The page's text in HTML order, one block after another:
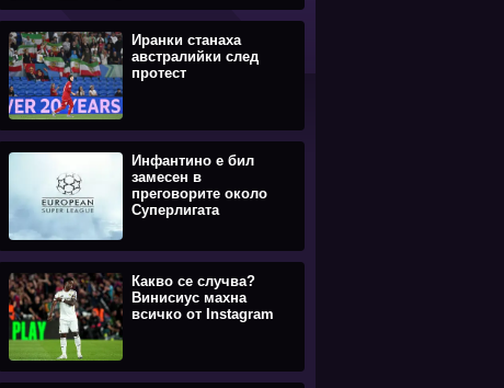
Иранки станаха
австралийки след
протест
Инфантино е бил
замесен в
преговорите около
Суперлигата
Какво се случва?
Винисиус махна
всичко от Instagram